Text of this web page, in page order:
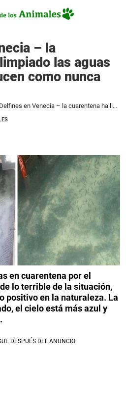
– la
las aguas
como nunca
Delfines en Venecia – la cuarentena ha limpiado las aguas y los canales lucen como nunca antes
en cuarentena por el
lo terrible de la situación,
positivo en la naturaleza. La
el cielo está más azul y